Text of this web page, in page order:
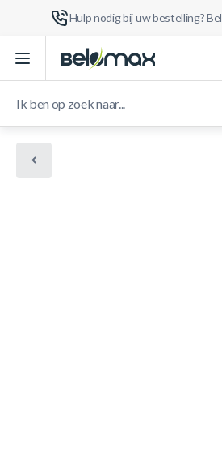
Hulp nodig bij uw bestelling? Bel
Ga naar de inhoud